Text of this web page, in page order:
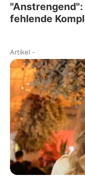
fehlende
Artikel -